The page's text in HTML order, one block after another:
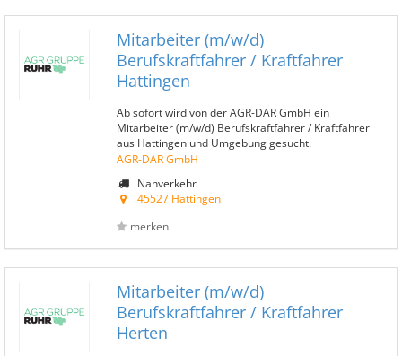
Mitarbeiter (m/w/d)
Berufskraftfahrer / Kraftfahrer
Hattingen
Ab sofort wird von der AGR-DAR GmbH ein
Mitarbeiter (m/w/d) Berufskraftfahrer / Kraftfahrer
aus Hattingen und Umgebung gesucht.
AGR-DAR GmbH
Nahverkehr
45527 Hattingen
merken
Mitarbeiter (m/w/d)
Berufskraftfahrer / Kraftfahrer
Herten